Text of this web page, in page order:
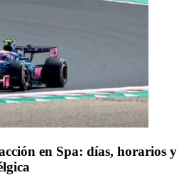
en Spa: días, horarios y